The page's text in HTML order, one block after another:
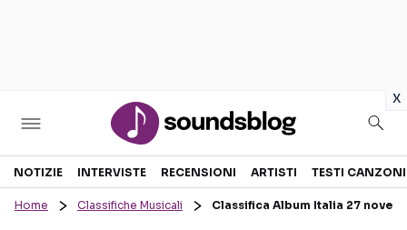
x
Sezioni
NOTIZIE INTERVISTE RECENSIONI ARTISTI TESTI CANZONI
Home Classifiche Musicali Classifica Album Italia 27